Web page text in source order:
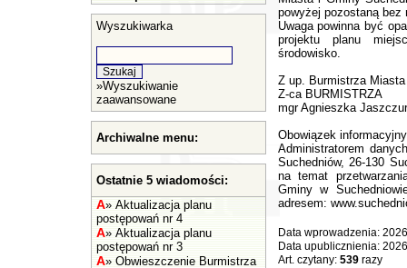
Wyszukiwarka
»Wyszukiwanie
zaawansowane
Archiwalne menu:
Ostatnie 5 wiadomości:
A» Aktualizacja planu
postępowań nr 4
A» Aktualizacja planu
postępowań nr 3
A» Obwieszczenie Burmistrza
powyżej pozostaną bez
Uwaga powinna być
projektu planu
środowisko.
Z up. Burmistrza
Z-ca BURMISTRZA
mgr Agnieszka Jaszczur
Obowiązek
Administratorem
Suchedniów, 26-130
na temat
Gminy w
adresem:
Data wprowadzenia:
Data upublicznienia:
Art. czytany: 539razy